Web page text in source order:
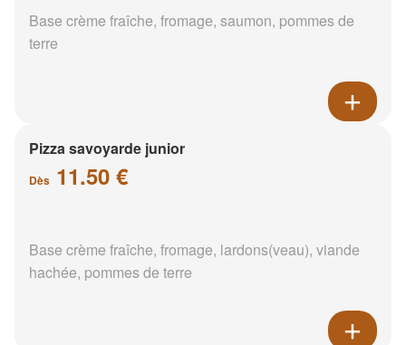
Base crème fraîche, fromage, saumon, pommes de
terre
Pizza savoyarde junior
Dès 11.50 €
Base crème fraîche, fromage, lardons(veau), viande
hachée, pommes de terre